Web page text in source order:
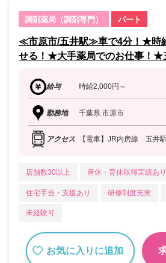
調剤薬局（調剤専門） パート
≪市原市/五井駅≫車で4分！★時
せる！★大手薬局でのお仕事！★
給与 時給2,000円～
勤務地 千葉県 市原市
アクセス 【電車】JR内房線 五井
店舗数30以上 産休・育休取得実績あり
住宅手当・支援あり 研修制度充実
未経験可
お気に入りに追加